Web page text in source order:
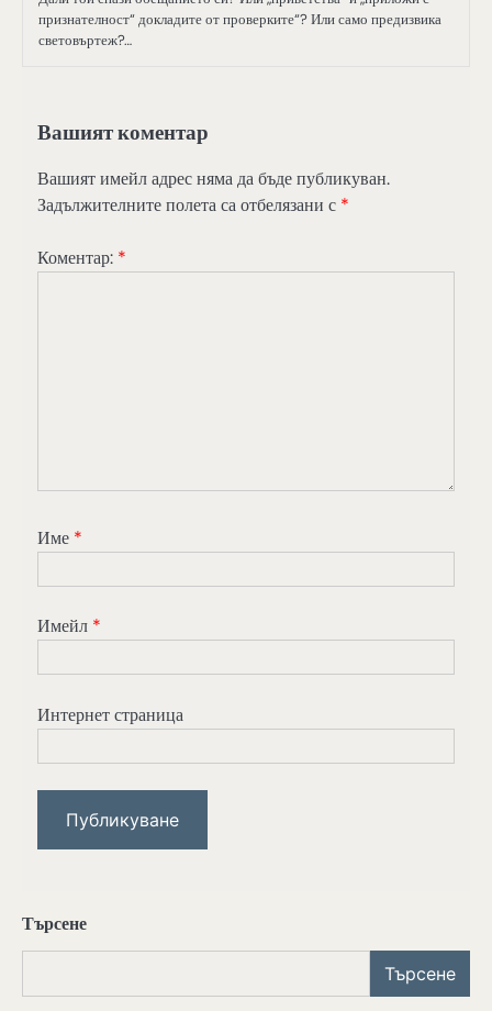
признателност“ докладите от проверките“? Или само предизвика
световъртеж?…
Вашият коментар
Вашият имейл адрес няма да бъде публикуван.
Задължителните полета са отбелязани с *
Коментар: *
Име *
Имейл *
Интернет страница
Търсене
Търсене